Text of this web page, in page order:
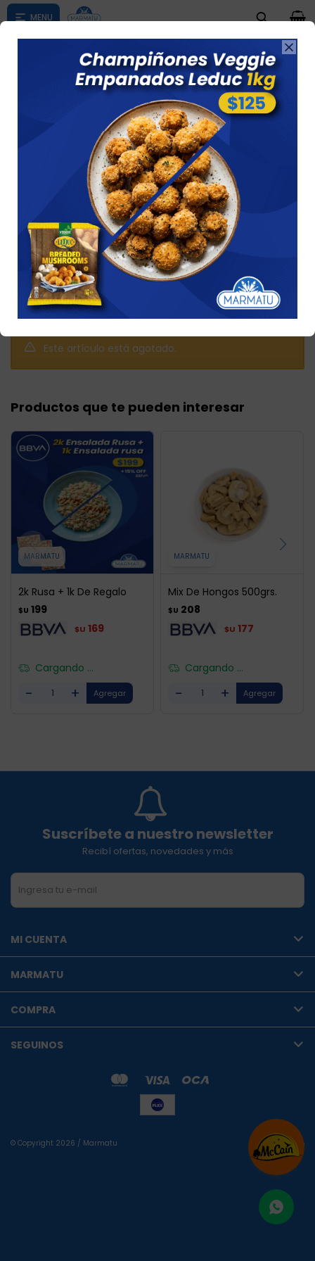

según su zona
0

Habas 500 Grs
Este artículo está agotado.
Productos que te pueden interesar
MARMATU
2k Rusa + 1k De Regalo
$U 199
$U 169
Cargando ...
- +
MARMATU
Mix De Hongos 500grs.
$U 208
$U 177
Cargando ...
- +
Suscríbete a nuestro newsletter
Recibí ofertas, novedades y más
MI CUENTA
MARMATU
COMPRA
SEGUINOS
© Copyright 2026 / Marmatu